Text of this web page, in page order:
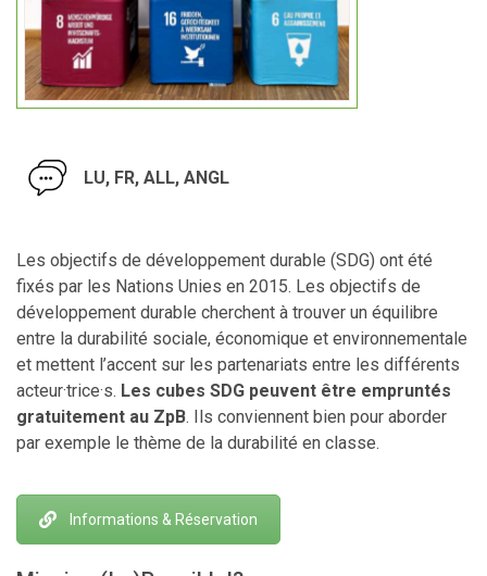
LU, FR, ALL, ANGL
Les objectifs de développement durable (SDG) ont été
fixés par les Nations Unies en 2015. Les objectifs de
développement durable cherchent à trouver un équilibre
entre la durabilité sociale, économique et environnementale
et mettent l’accent sur les partenariats entre les différents
acteur·trice·s. Les cubes SDG peuvent être empruntés
gratuitement au ZpB. Ils conviennent bien pour aborder
par exemple le thème de la durabilité en classe.
Informations & Réservation